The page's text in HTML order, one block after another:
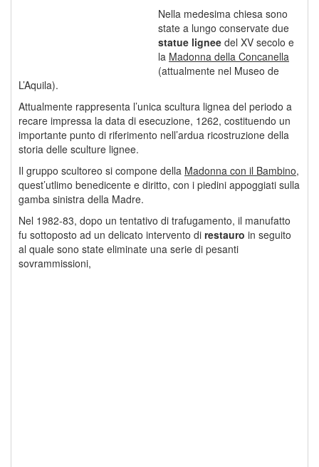
Nella medesima chiesa sono
state a lungo conservate due
statue lignee del XV secolo e
la Madonna della Concanella
(attualmente nel Museo de
L’Aquila).
Attualmente rappresenta l’unica scultura lignea del periodo a
recare impressa la data di esecuzione, 1262, costituendo un
importante punto di riferimento nell’ardua ricostruzione della
storia delle sculture lignee.
Il gruppo scultoreo si compone della Madonna con il Bambino,
quest’utlimo benedicente e diritto, con i piedini appoggiati sulla
gamba sinistra della Madre.
Nel 1982-83, dopo un tentativo di trafugamento, il manufatto
fu sottoposto ad un delicato intervento di restauro in seguito
al quale sono state eliminate una serie di pesanti
sovrammissioni,